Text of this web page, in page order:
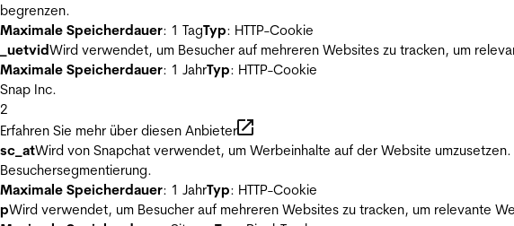
begrenzen.
Maximale Speicherdauer: 1 TagTyp: HTTP-Cookie
_uetvidWird verwendet, um Besucher auf mehreren Websites zu tracken, um
Maximale Speicherdauer: 1 JahrTyp: HTTP-Cookie
Snap Inc.
2
Erfahren Sie mehr über diesen Anbieter
sc_atWird von Snapchat verwendet, um Werbeinhalte auf der Website
Besuchersegmentierung.
Maximale Speicherdauer: 1 JahrTyp: HTTP-Cookie
pWird verwendet, um Besucher auf mehreren Websites zu tracken, um relevante